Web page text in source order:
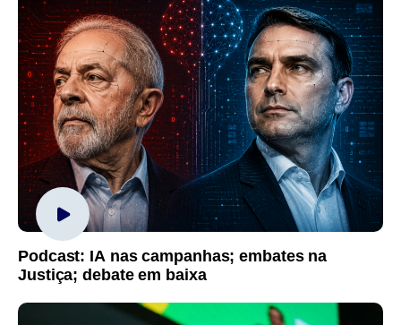
Podcast: IA nas campanhas; embates na
Justiça; debate em baixa